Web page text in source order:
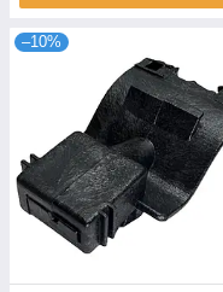
–10%